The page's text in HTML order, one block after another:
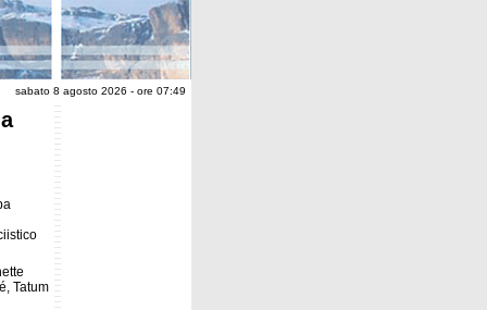
sabato 8 agosto 2026 - ore 07:49
Tatum